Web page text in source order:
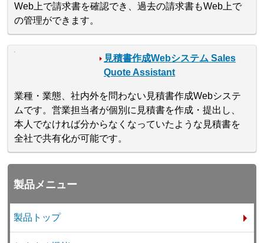
Web上で請求書を確認でき、過去の請求書もWeb上で
の管理ができます。
見積書作成Webシステム Sales
Quote Assistant
業種・業態、社内外を問わない見積書作成Webシステ
ムです。営業担当者が個別に見積書を作成・提出し、
本人でなければ分からなくなっていたような見積書を
全社で共有化が可能です。
製品メニュー
製品トップ